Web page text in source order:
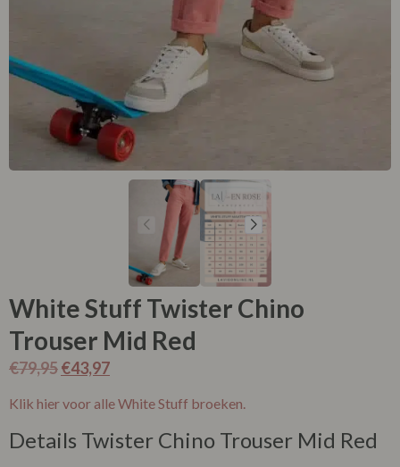
White Stuff Twister Chino
Trouser Mid Red
€79,95€43,97
Klik hier voor alle White Stuff broeken.
Details Twister Chino Trouser Mid Red